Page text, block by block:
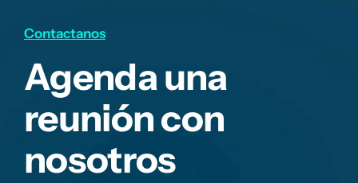
Contactanos
Agenda una
reunión con
nosotros